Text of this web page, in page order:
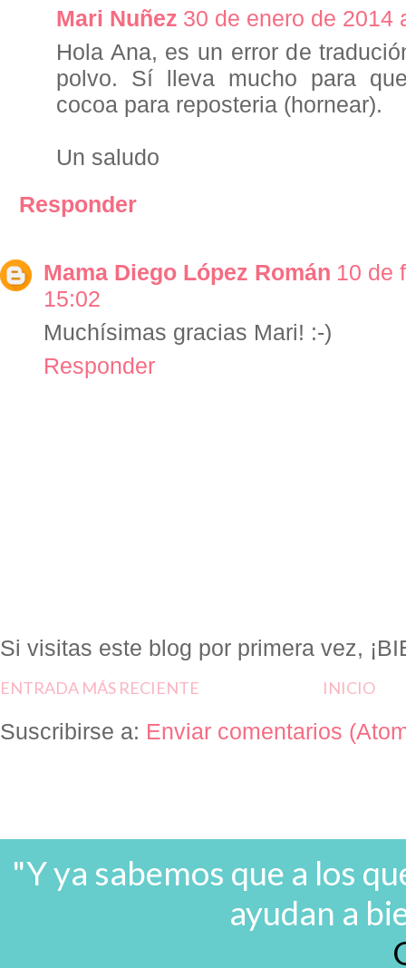
Mari Nuñez 30 de enero de 2014
Hola Ana, es un error de
polvo. Sí lleva mucho para
cocoa para reposteria (hornear).
Un saludo
Responder
Mama Diego López Román 10 de
15:02
Muchísimas gracias Mari! :-)
Responder
Si visitas este blog por primera vez,
ENTRADA MÁS RECIENTE INICIO
Suscribirse a: Enviar comentarios
"Y ya sabemos que a los
ayudan a